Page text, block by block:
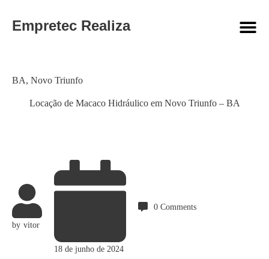
Empretec Realiza
Locação de Macaco Hidráulico em Novo Triunfo – BA
Category
BA, Novo Triunfo
by vitor
18 de junho de 2024
0 Comments